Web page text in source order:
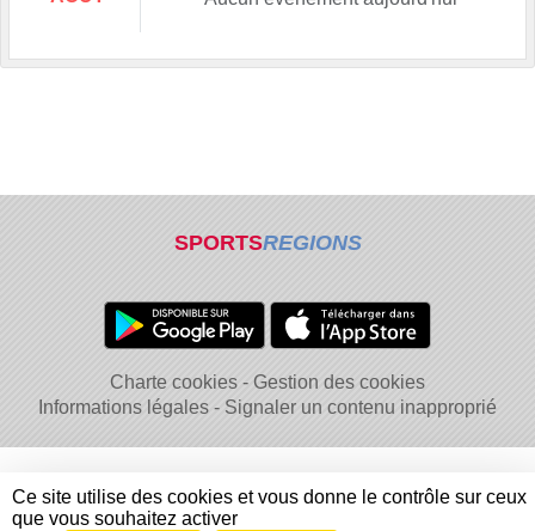
SPORTSREGIONS
Charte cookies
Gestion des cookies
Informations légales
Signaler un contenu inapproprié
Ce site utilise des cookies et vous donne le contrôle sur ceux
que vous souhaitez activer